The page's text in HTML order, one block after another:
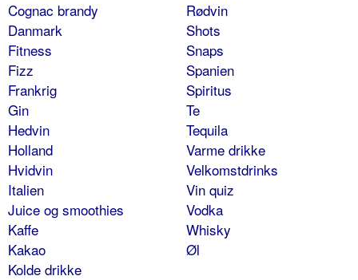
Cognac brandy
Danmark
Fitness
Fizz
Frankrig
Gin
Hedvin
Holland
Hvidvin
Italien
Juice og smoothies
Kaffe
Kakao
Kolde drikke
Rødvin
Shots
Snaps
Spanien
Spiritus
Te
Tequila
Varme drikke
Velkomstdrinks
Vin quiz
Vodka
Whisky
Øl